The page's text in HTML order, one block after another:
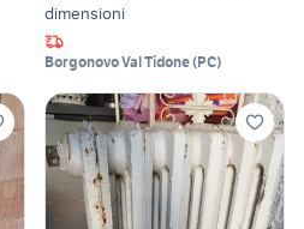
dimensioni
Borgonovo Val Tidone(PC)